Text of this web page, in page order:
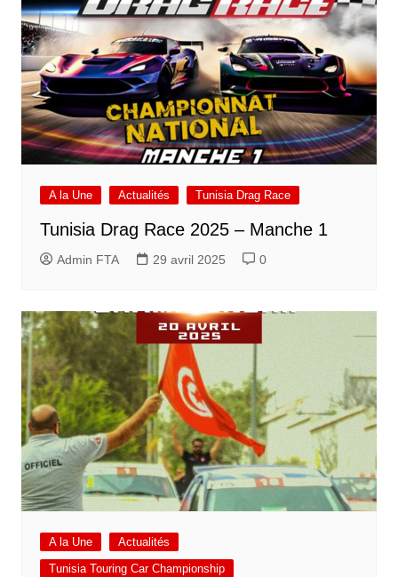
A la Une Actualités Tunisia Drag Race
Tunisia Drag Race 2025 – Manche 1
Admin FTA 29 avril 2025 0
A la Une
Actualités
Tunisia Touring Car Championship